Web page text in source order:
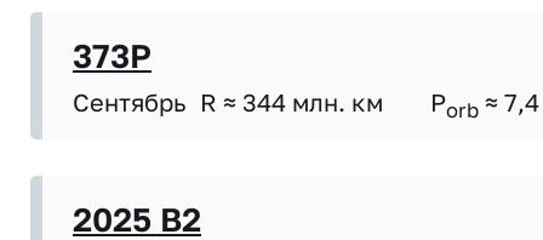
373P
Сентябрь R ≈ 344 млн. км Porb ≈ 7,4
2025 B2